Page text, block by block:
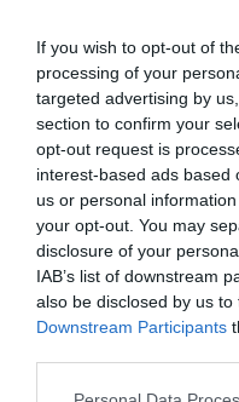
If you wish to opt-out of
processing of your
targeted advertising by
section to confirm your
opt-out request is
interest-based ads based
us or personal
your opt-out. You may
disclosure of your
IAB’s list of downstream
also be disclosed by us
Downstream Participants
années et … elle est
sans dire que le voyage a
l’organisation était (est
filières) tres efficace.
Je m’interroge toujours
propos des tracasseries
nous faire. Est-ce pour
d’autres passagers ?
MrHuitrea